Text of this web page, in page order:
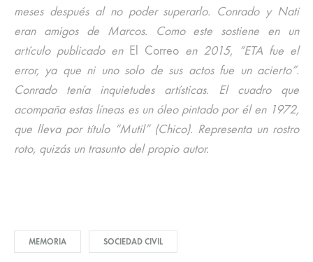
meses después al no poder superarlo. Conrado y Nati
eran amigos de Marcos. Como este sostiene en un
artículo publicado en El Correo en 2015, “ETA fue el
error, ya que ni uno solo de sus actos fue un acierto”.
Conrado tenía inquietudes artísticas. El cuadro que
acompaña estas líneas es un óleo pintado por él en 1972,
que lleva por título “Mutil” (Chico). Representa un rostro
roto, quizás un trasunto del propio autor.
MEMORIA SOCIEDAD CIVIL